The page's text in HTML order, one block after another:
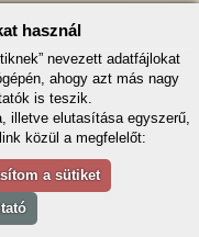
használ
nevezett adatfájlokat
ahogy azt más nagy
is teszik.
illetve elutasítása egyszerű,
közül a megfelelőt:
a sütiket